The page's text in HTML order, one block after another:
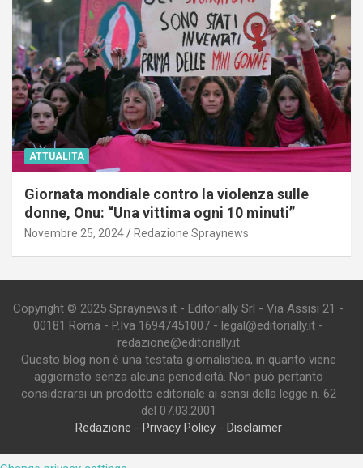
ATTUALITÀ
Giornata mondiale contro la violenza sulle
donne, Onu: “Una vittima ogni 10 minuti”
Novembre 25, 2024 Redazione Spraynews
Copyright © 2025 Spraynews.it - Editorially Srl - Via Assisi 21 -
00181 Roma - P.Iva 16947451007 - legal@editorially.it -
redazione@editorially.it
Questo blog non è una testata giornalistica, in quanto viene
aggiornato senza alcuna periodicità. Non può pertanto
considerarsi un prodotto editoriale ai sensi della legge n. 62
del 07.03.2001
Redazione - Privacy Policy- Disclaimer